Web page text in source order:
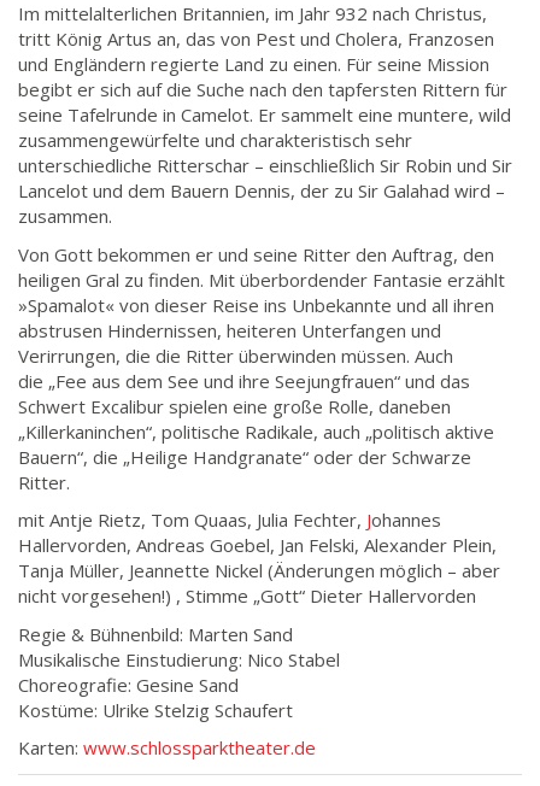
Im mittelalterlichen Britannien, im Jahr 932 nach Christus,
tritt König Artus an, das von Pest und Cholera, Franzosen
und Engländern regierte Land zu einen. Für seine Mission
begibt er sich auf die Suche nach den tapfersten Rittern für
seine Tafelrunde in Camelot. Er sammelt eine muntere, wild
zusammengewürfelte und charakteristisch sehr
unterschiedliche Ritterschar – einschließlich Sir Robin und Sir
Lancelot und dem Bauern Dennis, der zu Sir Galahad wird –
zusammen.
Von Gott bekommen er und seine Ritter den Auftrag, den
heiligen Gral zu finden. Mit überbordender Fantasie erzählt
»Spamalot« von dieser Reise ins Unbekannte und all ihren
abstrusen Hindernissen, heiteren Unterfangen und
Verirrungen, die die Ritter überwinden müssen. Auch
die „Fee aus dem See und ihre Seejungfrauen“ und das
Schwert Excalibur spielen eine große Rolle, daneben
„Killerkaninchen“, politische Radikale, auch „politisch aktive
Bauern“, die „Heilige Handgranate“ oder der Schwarze
Ritter.
mit Antje Rietz, Tom Quaas, Julia Fechter, Johannes
Hallervorden, Andreas Goebel, Jan Felski, Alexander Plein,
Tanja Müller, Jeannette Nickel (Änderungen möglich – aber
nicht vorgesehen!) , Stimme „Gott“ Dieter Hallervorden
Regie & Bühnenbild: Marten Sand
Musikalische Einstudierung: Nico Stabel
Choreografie: Gesine Sand
Kostüme: Ulrike Stelzig Schaufert
Karten: www.schlossparktheater.de